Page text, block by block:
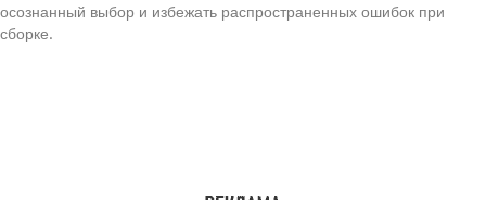
осознанный выбор и избежать распространенных ошибок при
сборке.